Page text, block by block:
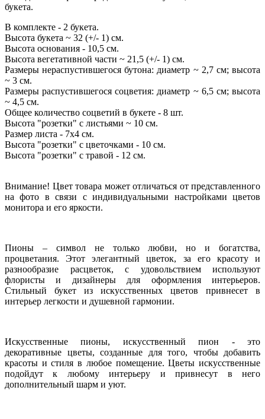
букета.
В комплекте - 2 букета.
Высота букета ~ 32 (+/- 1) см.
Высота основания - 10,5 см.
Высота вегетативной части ~ 21,5 (+/- 1) см.
Размеры нераспустившегося бутона: диаметр ~ 2,7 см; высота
~ 3 см.
Размеры распустившегося соцветия: диаметр ~ 6,5 см; высота
~ 4,5 см.
Общее количество соцветий в букете - 8 шт.
Высота "розетки" с листьями ~ 10 см.
Размер листа - 7х4 см.
Высота "розетки" с цветочками - 10 см.
Высота "розетки" с травой - 12 см.
Внимание! Цвет товара может отличаться от представленного
на фото в связи с индивидуальными настройками цветов
монитора и его яркости.
Пионы – символ не только любви, но и богатства,
процветания. Этот элегантный цветок, за его красоту и
разнообразие расцветок, с удовольствием используют
флористы и дизайнеры для оформления интерьеров.
Стильный букет из искусственных цветов привнесет в
интерьер легкости и душевной гармонии.
Искусственные пионы, искусственный пион - это
декоративные цветы, созданные для того, чтобы добавить
красоты и стиля в любое помещение. Цветы искусственные
подойдут к любому интерьеру и привнесут в него
дополнительный шарм и уют.